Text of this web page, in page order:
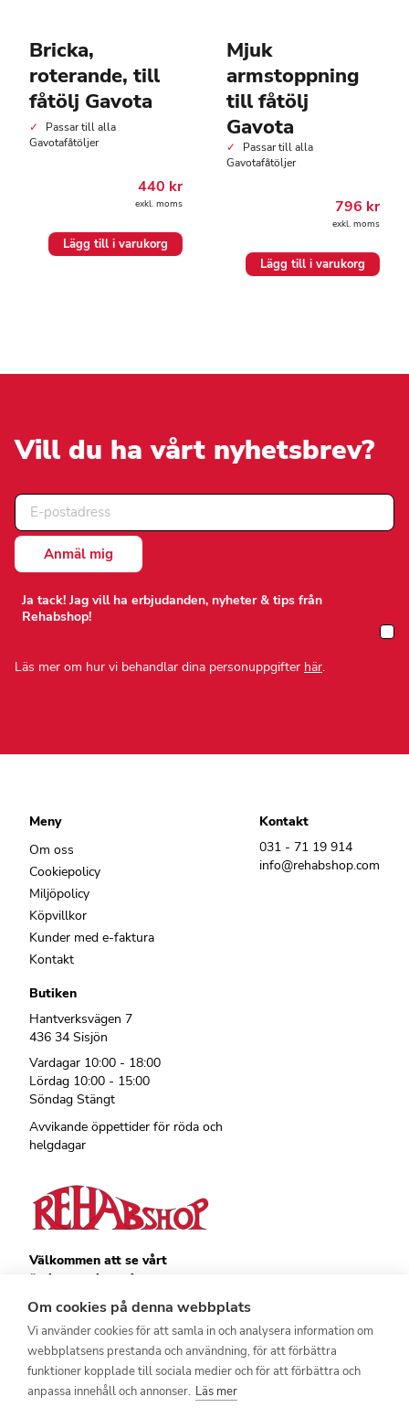
Om cookies på denna webbplats
Vi använder cookies för att samla in och analysera information om
webbplatsens prestanda och användning, för att förbättra
funktioner kopplade till sociala medier och för att förbättra och
anpassa innehåll och annonser. Läs mer
Bricka,
roterande, till
fåtölj Gavota
Passar till alla
Gavotafåtöljer
440 kr
exkl. moms
Lägg till i varukorg
Mjuk
armstoppning
till fåtölj
Gavota
Passar till alla
Gavotafåtöljer
796 kr
exkl. moms
Lägg till i varukorg
Vill du ha vårt nyhetsbrev?
Ja tack! Jag vill ha erbjudanden, nyheter & tips från
Rehabshop!
Läs mer om hur vi behandlar dina personuppgifter här.
Meny
Om oss
Cookiepolicy
Miljöpolicy
Köpvillkor
Kunder med e-faktura
Kontakt
Kontakt
031 - 71 19 914
info@rehabshop.com
Butiken
Hantverksvägen 7
436 34 Sisjön
Vardagar 10:00 - 18:00
Lördag 10:00 - 15:00
Söndag Stängt
Avvikande öppettider för röda och
helgdagar
Välkommen att se vårt
övriga sortiment!
Royalrest
Heatknife
Bauerfeind
Stimulite